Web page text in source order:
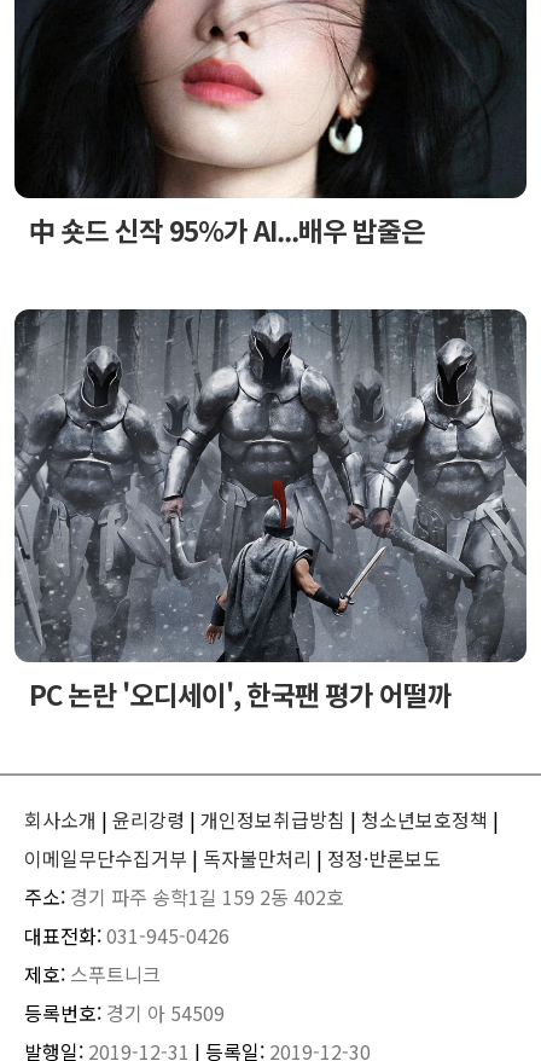
中 숏드 신작 95%가 AI...배우 밥줄은
PC 논란 '오디세이', 한국팬 평가 어떨까
회사소개 | 윤리강령 | 개인정보취급방침 | 청소년보호정책 |
이메일무단수집거부 | 독자불만처리 | 정정·반론보도
주소: 경기 파주 송학1길 159 2동 402호
대표전화:031-945-0426
제호: 스푸트니크
등록번호: 경기 아 54509
발행일: 2019-12-31 | 등록일: 2019-12-30